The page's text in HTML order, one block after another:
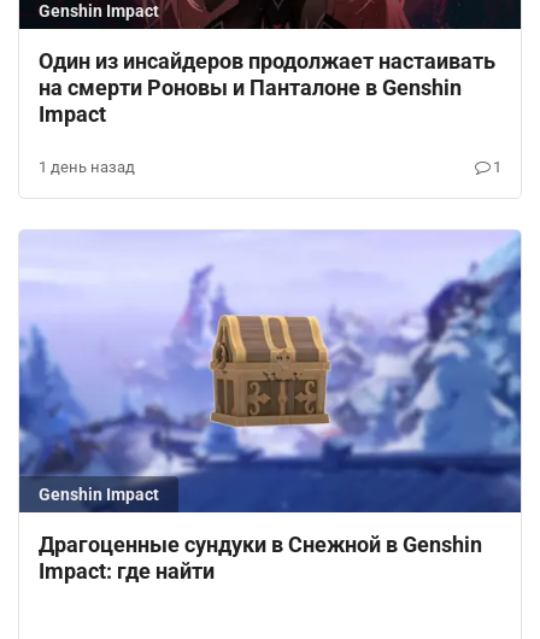
Genshin Impact
Один из инсайдеров продолжает настаивать
на смерти Роновы и Панталоне в Genshin
Impact
1 день назад 1
Genshin Impact
Драгоценные сундуки в Снежной в Genshin
Impact: где найти